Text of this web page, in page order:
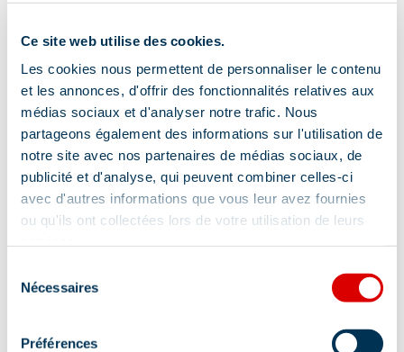
Ce site web utilise des cookies.
Les cookies nous permettent de personnaliser le contenu
et les annonces, d'offrir des fonctionnalités relatives aux
médias sociaux et d'analyser notre trafic. Nous
partageons également des informations sur l'utilisation de
notre site avec nos partenaires de médias sociaux, de
publicité et d'analyse, qui peuvent combiner celles-ci
avec d'autres informations que vous leur avez fournies
ou qu'ils ont collectées lors de votre utilisation de leurs
Nécessaires
Préférences